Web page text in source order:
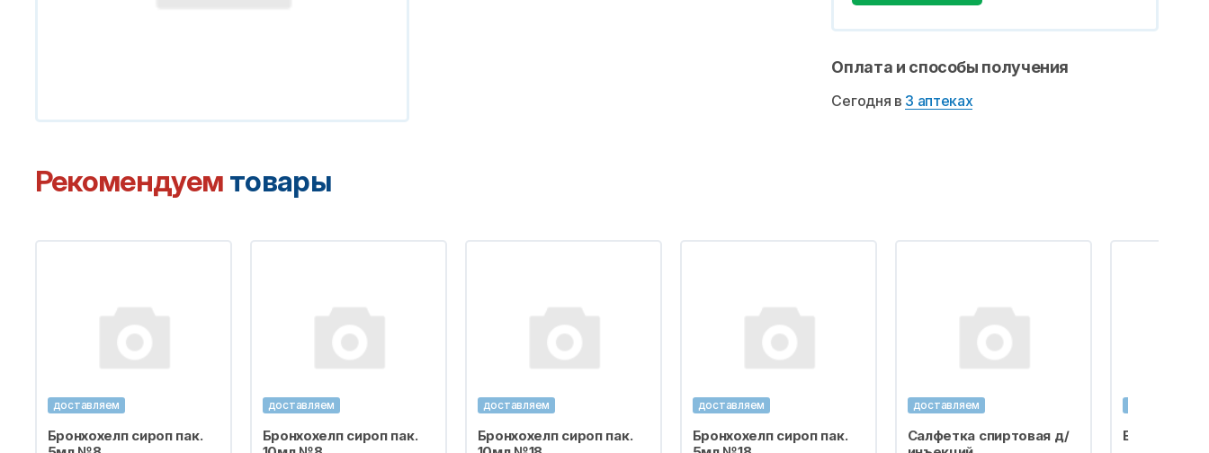
Оплата и способы получения
Сегодня в 3 аптеках
Рекомендуем товары
доставляем
Бронхохелп сироп пак.
доставляем
Бронхохелп сироп пак.
доставляем
Бронхохелп сироп пак.
доставляем
Бронхохелп сироп пак.
доставляем
Салфетка спиртовая д/
Бахилы